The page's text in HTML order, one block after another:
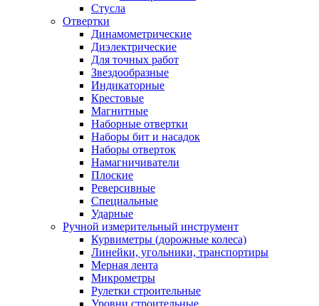
Стусла
Отвертки
Динамометрические
Диэлектрические
Для точных работ
Звездообразные
Индикаторные
Крестовые
Магнитные
Наборные отвертки
Наборы бит и насадок
Наборы отверток
Намагничиватели
Плоские
Реверсивные
Специальные
Ударные
Ручной измерительный инструмент
Курвиметры (дорожные колеса)
Линейки, угольники, транспортиры
Мерная лента
Микрометры
Рулетки строительные
Уровни строительные